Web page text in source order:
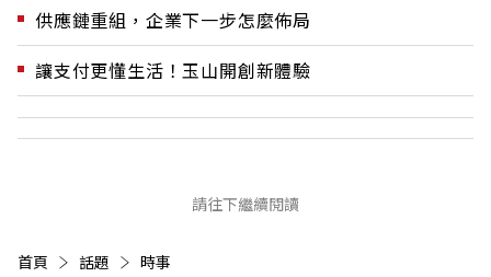
供應鏈重組，企業下一步怎麼佈局
讓支付更懂生活！玉山開創新體驗
請往下繼續閱讀
首頁 話題 時事